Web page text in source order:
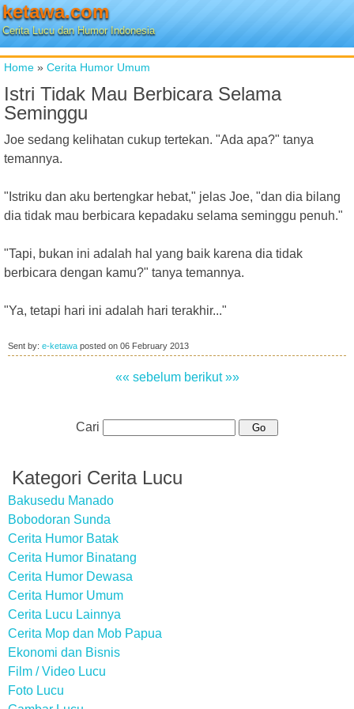
ketawa.com
Cerita Lucu dan Humor Indonesia
Home » Cerita Humor Umum
Istri Tidak Mau Berbicara Selama
Seminggu
Joe sedang kelihatan cukup tertekan. "Ada apa?" tanya
temannya.
"Istriku dan aku bertengkar hebat," jelas Joe, "dan dia bilang
dia tidak mau berbicara kepadaku selama seminggu penuh."
"Tapi, bukan ini adalah hal yang baik karena dia tidak
berbicara dengan kamu?" tanya temannya.
"Ya, tetapi hari ini adalah hari terakhir..."
Sent by: e-ketawa posted on 06 February 2013
«« sebelum berikut »»
Cari
Kategori Cerita Lucu
Bakusedu Manado
Bobodoran Sunda
Cerita Humor Batak
Cerita Humor Binatang
Cerita Humor Dewasa
Cerita Humor Umum
Cerita Lucu Lainnya
Cerita Mop dan Mob Papua
Ekonomi dan Bisnis
Film / Video Lucu
Foto Lucu